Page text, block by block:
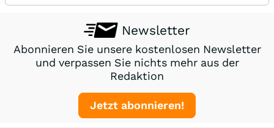
Newsletter
Abonnieren Sie unsere kostenlosen Newsletter
und verpassen Sie nichts mehr aus der
Redaktion
Jetzt abonnieren!